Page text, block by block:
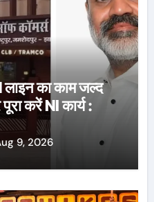
का काम जल्द
करें NI कार्य :
9, 2026